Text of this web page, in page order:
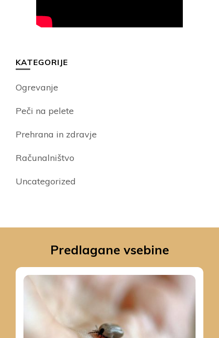
KATEGORIJE
Ogrevanje
Peči na pelete
Prehrana in zdravje
Računalništvo
Uncategorized
Predlagane vsebine